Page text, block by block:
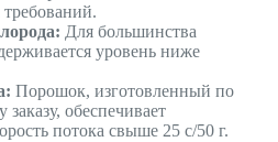
Для большинства
уровень ниже
Порошок, изготовленный по
обеспечивает
потока свыше 25 с/50 г.